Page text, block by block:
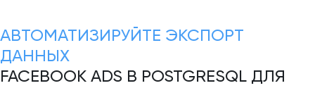
АВТОМАТИЗИРУЙТЕ ЭКСПОРТ
ДАННЫХ
FACEBOOK ADS В POSTGRESQL ДЛЯ